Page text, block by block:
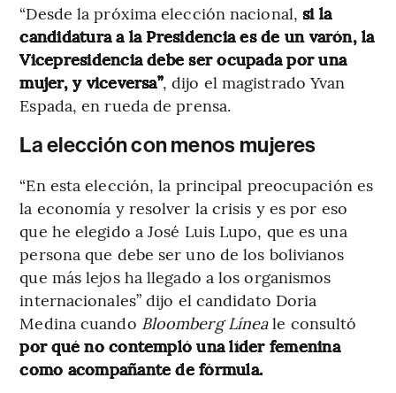
“Desde la próxima elección nacional,si la
candidatura a la Presidencia es de un varón, la
Vicepresidencia debe ser ocupada por una
mujer, y viceversa”, dijo el magistrado Yvan
Espada, en rueda de prensa.
La elección con menos mujeres
“En esta elección, la principal preocupación es
la economía y resolver la crisis y es por eso
que he elegido a José Luis Lupo, que es una
persona que debe ser uno de los bolivianos
que más lejos ha llegado a los organismos
internacionales” dijo el candidato Doria
Medina cuando Bloomberg Líneale consultó
por qué no contempló una líder femenina
como acompañante de fórmula.